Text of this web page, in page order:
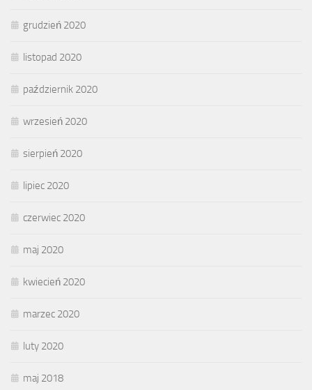
grudzień 2020
listopad 2020
październik 2020
wrzesień 2020
sierpień 2020
lipiec 2020
czerwiec 2020
maj 2020
kwiecień 2020
marzec 2020
luty 2020
maj 2018